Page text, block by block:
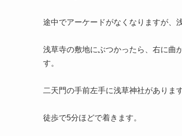
途中でアーケードがなくなりますが、
浅草寺の敷地にぶつかったら、右に曲
す。
二天門の手前左手に浅草神社があります
徒歩で5分ほどで着きます。